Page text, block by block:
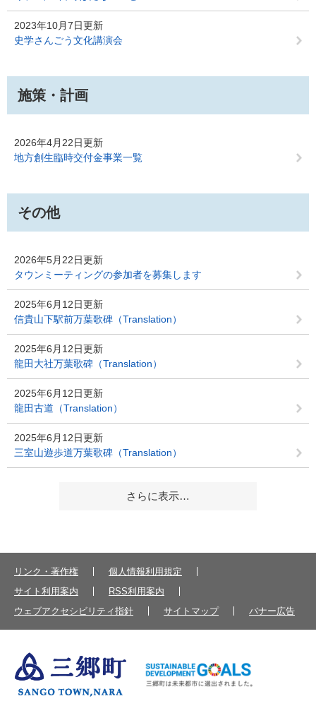
2023年10月7日更新
史学さんごう文化講演会
施策・計画
2026年4月22日更新
地方創生臨時交付金事業一覧
その他
2026年5月22日更新
タウンミーティングの参加者を募集します
2025年6月12日更新
信貴山下駅前万葉歌碑（Translation）
2025年6月12日更新
龍田大社万葉歌碑（Translation）
2025年6月12日更新
龍田古道（Translation）
2025年6月12日更新
三室山遊歩道万葉歌碑（Translation）
さらに表示…
リンク・著作権
個人情報利用規定
サイト利用案内
RSS利用案内
ウェブアクセシビリティ指針
サイトマップ バナー広告